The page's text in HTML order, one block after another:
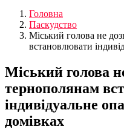
Головна
Паскудство
Міський голова не
встановлювати
Міський голова
тернополянам
індивідуальне
домівках